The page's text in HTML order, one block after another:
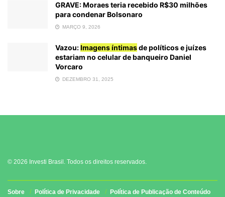
GRAVE: Moraes teria recebido R$30 milhões
para condenar Bolsonaro
MARÇO 9, 2026
Vazou:Imagens íntimasde políticos e juízes
estariam no celular de banqueiro Daniel
Vorcaro
DEZEMBRO 31, 2025
© 2026 Investi Brasil. Todos os direitos reservados.
Sobre Política de Privacidade Política de Publicação de Conteúdo